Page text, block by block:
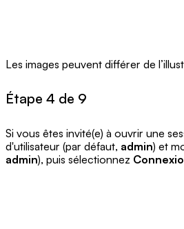
Les images peuvent différer de
Étape 4 de 9
Si vous êtes invité(e) à ouvrir une
d'utilisateur (par défaut, admin) et
admin), puis sélectionnez